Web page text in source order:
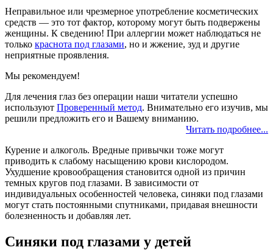
Неправильное или чрезмерное употребление косметических
средств — это тот фактор, которому могут быть подвержены
женщины. К сведению! При аллергии может наблюдаться не
только краснота под глазами, но и жжение, зуд и другие
неприятные проявления.
Мы рекомендуем!
Для лечения глаз без операции наши читатели успешно
используют Проверенный метод. Внимательно его изучив, мы
решили предложить его и Вашему вниманию.
Читать подробнее...
Курение и алкоголь. Вредные привычки тоже могут
приводить к слабому насыщению крови кислородом.
Ухудшение кровообращения становится одной из причин
темных кругов под глазами. В зависимости от
индивидуальных особенностей человека, синяки под глазами
могут стать постоянными спутниками, придавая внешности
болезненность и добавляя лет.
Синяки под глазами у детей